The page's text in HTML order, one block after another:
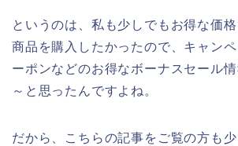
というのは、私も少しでもお得な価
商品を購入したかったので、キャン
ーポンなどのお得なボーナスセール
～と思ったんですよね。
だから、こちらの記事をご覧の方も